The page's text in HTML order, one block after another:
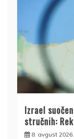
Izrael
stručnih:
8. avgust 2026.